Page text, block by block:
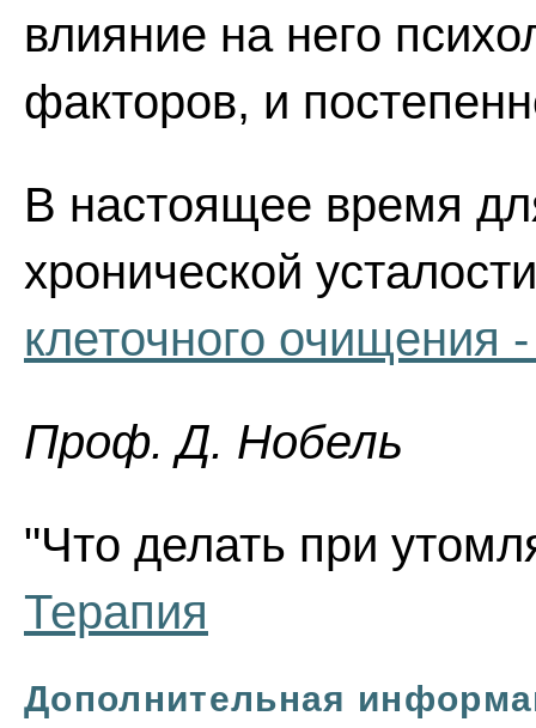
влияние на него
факторов, и
В настоящее время
хронической
клеточного очищения
Проф. Д. Нобель
"Что делать при
Терапия
Дополнительная